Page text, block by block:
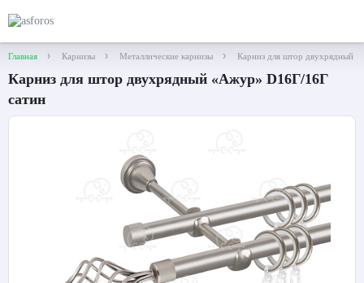
Главная Карнизы Металлические карнизы Карниз для штор двухрядный
Карниз для штор двухрядный «Ажур» D16Г/16Г
сатин